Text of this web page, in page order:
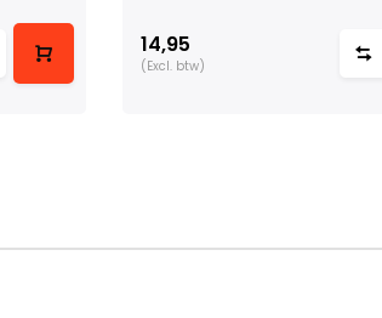
14,95
(Excl. btw)